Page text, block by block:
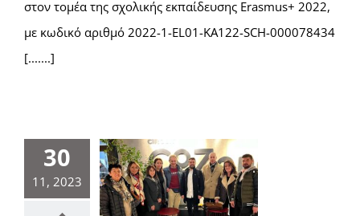
στον τομέα της σχολικής εκπαίδευσης Erasmus+ 2022,
με κωδικό αριθμό 2022-1-EL01-KA122-SCH-000078434
[.......]
30
11, 2023